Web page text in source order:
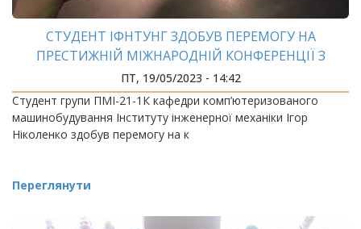
СТУДЕНТ ІФНТУНГ ЗДОБУВ ПЕРЕМОГУ НА
ПРЕСТИЖНІЙ МІЖНАРОДНІЙ КОНФЕРЕНЦІЇ З
КОСМІЧНОЇ ТЕМАТИКИ
ПТ, 19/05/2023 - 14:42
Студент групи ПМІ-21-1К кафедри комп’ютеризованого
машинобудування Інституту інженерної механіки Ігор
Ніколенко здобув перемогу на к
Переглянути